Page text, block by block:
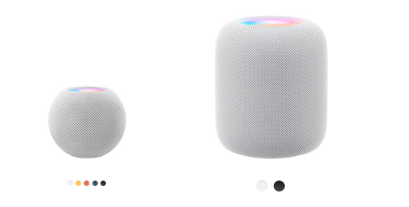
步
了
解
HomePod<